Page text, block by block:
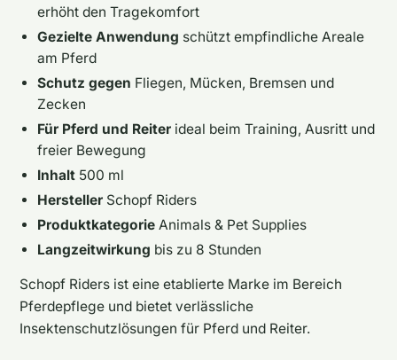
erhöht den Tragekomfort
Gezielte Anwendung schützt empfindliche Areale
am Pferd
Schutz gegen Fliegen, Mücken, Bremsen und
Zecken
Für Pferd und Reiter ideal beim Training, Ausritt und
freier Bewegung
Inhalt 500 ml
Hersteller Schopf Riders
Produktkategorie Animals & Pet Supplies
Langzeitwirkung bis zu 8 Stunden
Schopf Riders ist eine etablierte Marke im Bereich
Pferdepflege und bietet verlässliche
Insektenschutzlösungen für Pferd und Reiter.